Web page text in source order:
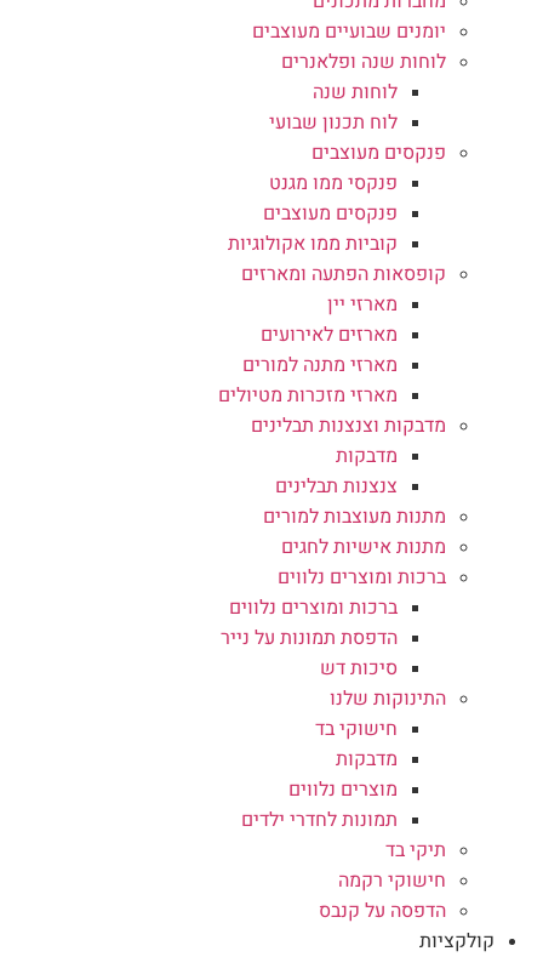
יומנים שבועיים מעוצבים
לוחות שנה ופלאנרים
לוחות שנה
לוח תכנון שבועי
פנקסים מעוצבים
פנקסי ממו מגנט
פנקסים מעוצבים
קוביות ממו אקולוגיות
קופסאות הפתעה ומארזים
מארזי יין
מארזים לאירועים
מארזי מתנה למורים
מארזי מזכרות מטיולים
מדבקות וצנצנות תבלינים
מדבקות
צנצנות תבלינים
מתנות מעוצבות למורים
מתנות אישיות לחגים
ברכות ומוצרים נלווים
ברכות ומוצרים נלווים
הדפסת תמונות על נייר
סיכות דש
התינוקות שלנו
חישוקי בד
מדבקות
מוצרים נלווים
תמונות לחדרי ילדים
תיקי בד
חישוקי רקמה
הדפסה על קנבס
קולקציות